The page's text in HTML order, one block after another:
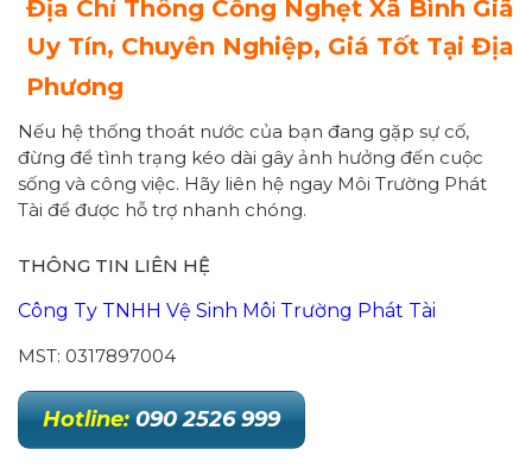
Địa Chỉ Thông Cống Nghẹt Xã Bình Giã
Uy Tín, Chuyên Nghiệp, Giá Tốt Tại Địa
Phương
Nếu hệ thống thoát nước của bạn đang gặp sự cố,
đừng để tình trạng kéo dài gây ảnh hưởng đến cuộc
sống và công việc. Hãy liên hệ ngay Môi Trường Phát
Tài để được hỗ trợ nhanh chóng.
THÔNG TIN LIÊN HỆ
Công Ty TNHH Vệ Sinh Môi Trường Phát Tài
MST: 0317897004
Hotline: 090 2526 999